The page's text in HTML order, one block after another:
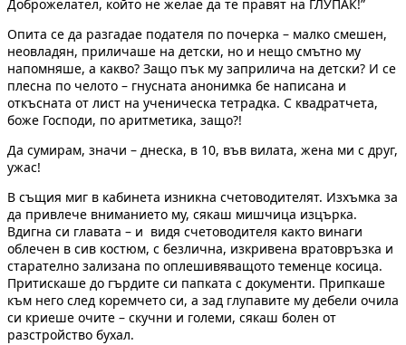
Доброжелател, който не желае да те правят на ГЛУПАК!”
Опита се да разгадае подателя по почерка – малко смешен,
неовладян, приличаше на детски, но и нещо смътно му
напомняше, а какво? Защо пък му заприлича на детски? И се
плесна по челото – гнусната анонимка бе написана и
откъсната от лист на ученическа тетрадка. С квадратчета,
боже Господи, по аритметика, защо?!
Да сумирам, значи – днеска, в 10, във вилата, жена ми с друг,
ужас!
В същия миг в кабинета изникна счетоводителят. Изхъмка за
да привлече вниманието му, сякаш мишчица изцърка.
Вдигна си главата – и видя счетоводителя както винаги
облечен в сив костюм, с безлична, изкривена вратовръзка и
старателно зализана по оплешивяващото теменце косица.
Притискаше до гърдите си папката с документи. Припкаше
към него след коремчето си, а зад глупавите му дебели очила
си криеше очите – скучни и големи, сякаш болен от
разстройство бухал.